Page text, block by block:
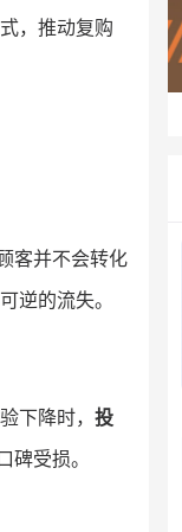
，推动复购
客并不会转化
逆的流失。
下降时， 投
受损。